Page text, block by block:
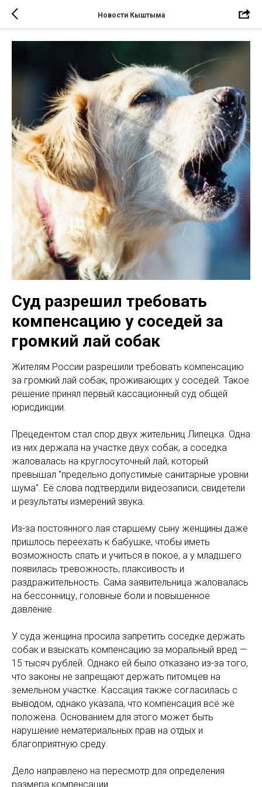
Новости Кыштыма
Суд разрешил требовать
компенсацию у соседей за
громкий лай собак
Жителям России разрешили требовать компенсацию
за громкий лай собак, проживающих у соседей. Такое
решение принял первый кассационный суд общей
юрисдикции.
Прецедентом стал спор двух жительниц Липецка. Одна
из них держала на участке двух собак, а соседка
жаловалась на круглосуточный лай, который
превышал "предельно допустимые санитарные уровни
шума". Её слова подтвердили видеозаписи, свидетели
и результаты измерений звука.
Из-за постоянного лая старшему сыну женщины даже
пришлось переехать к бабушке, чтобы иметь
возможность спать и учиться в покое, а у младшего
появилась тревожность, плаксивость и
раздражительность. Сама заявительница жаловалась
на бессонницу, головные боли и повышенное
давление.
У суда женщина просила запретить соседке держать
собак и взыскать компенсацию за моральный вред —
15 тысяч рублей. Однако ей было отказано из-за того,
что законы не запрещают держать питомцев на
земельном участке. Кассация также согласилась с
выводом, однако указала, что компенсация всё же
положена. Основанием для этого может быть
нарушение нематериальных прав на отдых и
благоприятную среду.
Дело направлено на пересмотр для определения
размера компенсации.